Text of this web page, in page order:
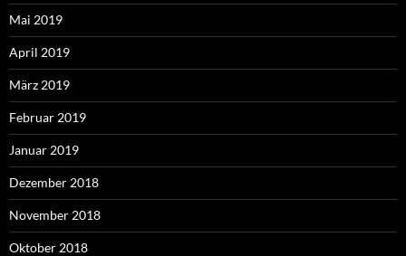
Mai 2019
April 2019
März 2019
Februar 2019
Januar 2019
Dezember 2018
November 2018
Oktober 2018